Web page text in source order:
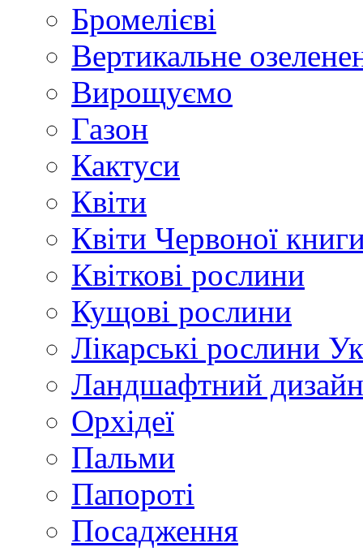
Бромелієві
Вертикальне
Вирощуємо
Газон
Кактуси
Квіти
Квіти Червоної
Квіткові рослини
Кущові рослини
Лікарські рослини
Ландшафтний дизайн
Орхідеї
Пальми
Папороті
Посадження